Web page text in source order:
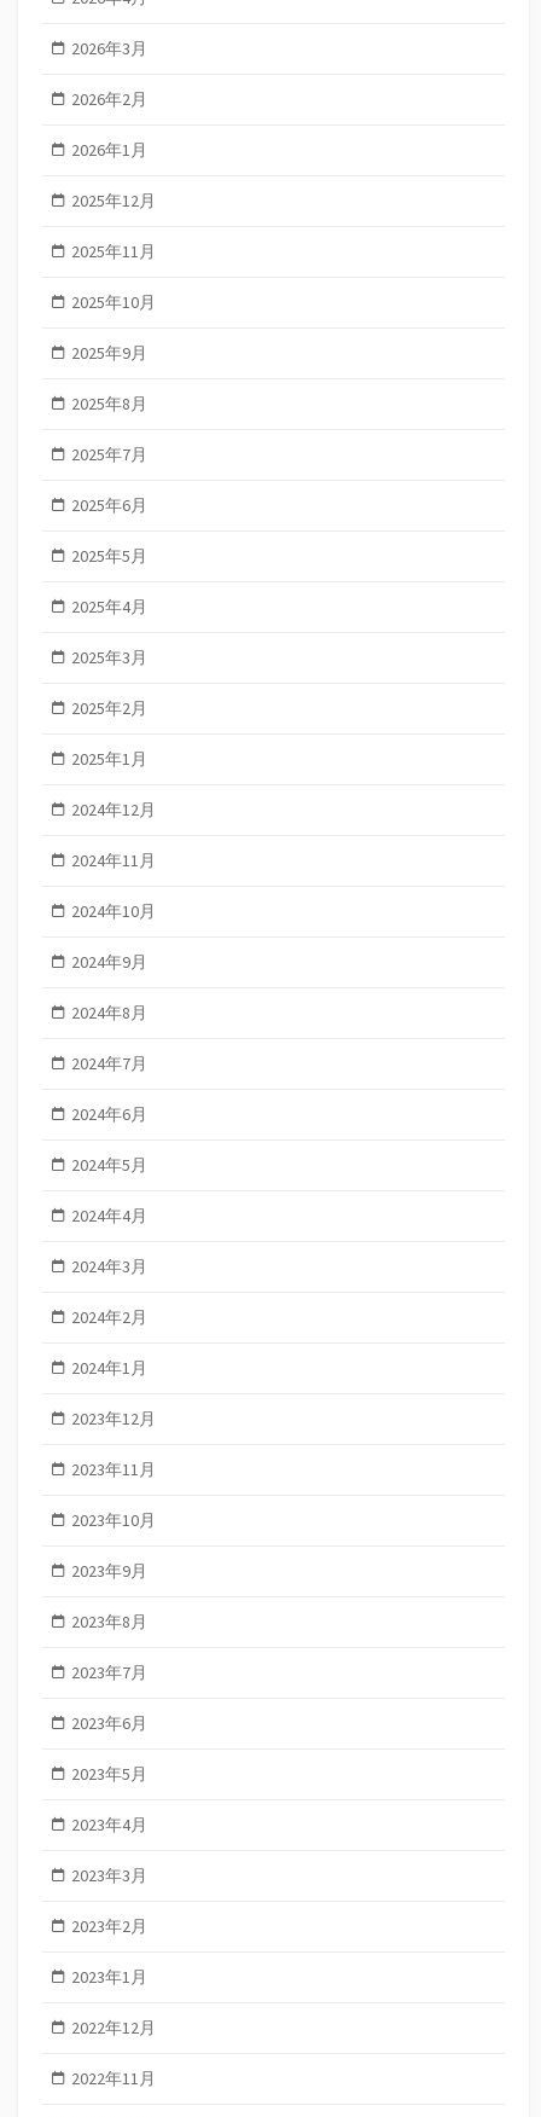
2026年3月
2026年2月
2026年1月
2025年12月
2025年11月
2025年10月
2025年9月
2025年8月
2025年7月
2025年6月
2025年5月
2025年4月
2025年3月
2025年2月
2025年1月
2024年12月
2024年11月
2024年10月
2024年9月
2024年8月
2024年7月
2024年6月
2024年5月
2024年4月
2024年3月
2024年2月
2024年1月
2023年12月
2023年11月
2023年10月
2023年9月
2023年8月
2023年7月
2023年6月
2023年5月
2023年4月
2023年3月
2023年2月
2023年1月
2022年12月
2022年11月